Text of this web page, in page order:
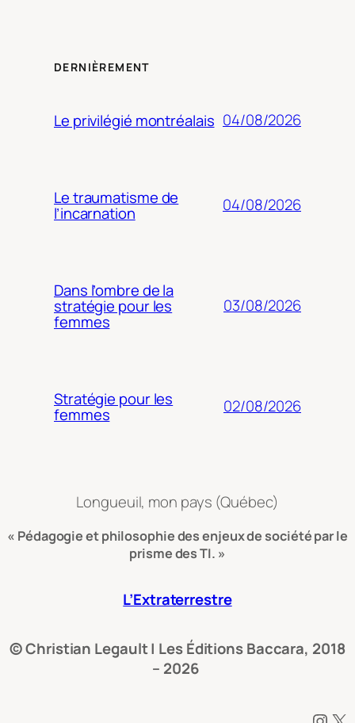
DERNIÈREMENT
Le privilégié montréalais 04/08/2026
Le traumatisme de
l’incarnation 04/08/2026
Dans l’ombre de la
stratégie pour les
femmes
03/08/2026
Stratégie pour les
femmes 02/08/2026
Longueuil, mon pays (Québec)
« Pédagogie et philosophie des enjeux de société par le
prisme des TI. »
L’Extraterrestre
© Christian Legault | Les Éditions Baccara, 2018
– 2026